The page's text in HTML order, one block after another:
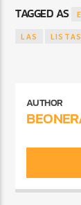
TAGGED AS
LAS LISTAS
AUTHOR